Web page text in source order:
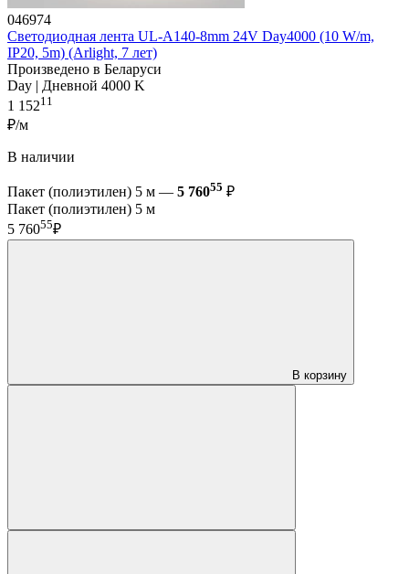
046974
Светодиодная лента UL-A140-8mm 24V Day4000 (10 W/m,
IP20, 5m) (Arlight, 7 лет)
Произведено в Беларуси
Day | Дневной 4000 K
1 15211
₽/м
В наличии
Пакет (полиэтилен) 5 м — 5 76055 ₽
Пакет (полиэтилен) 5 м
5 76055₽
В корзину